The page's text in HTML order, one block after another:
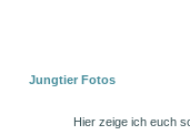
Jungtier Fotos
Hier zeige ich euch